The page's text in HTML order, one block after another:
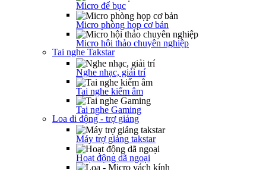
Micro để bục
Micro phòng họp cơ bản
Micro hội thảo chuyên nghiệp
Tai nghe Takstar
Nghe nhạc, giải trí
Tai nghe kiểm âm
Tai nghe Gaming
Loa di động - trợ giảng
Máy trợ giảng takstar
Hoạt động dã ngoại